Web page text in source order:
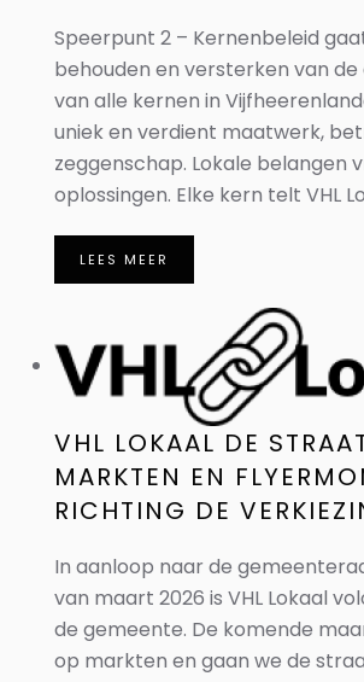
Speerpunt 2 – Kernenbeleid
behouden en versterken van
van alle kernen in
uniek en verdient maatwerk,
zeggenschap. Lokale belangen
oplossingen. Elke kern telt VHL
LEES MEER
VHL LOKAAL DE
MARKTEN EN
RICHTING DE
In aanloop naar de
van maart 2026 is VHL Lokaal
de gemeente. De komende
op markten en gaan we de